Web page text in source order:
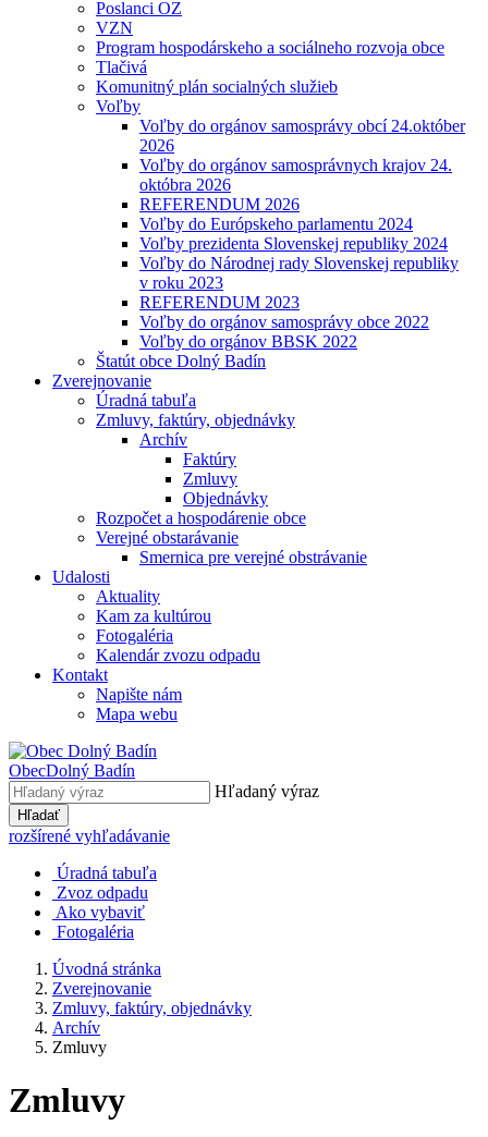
Poslanci OZ
VZN
Program hospodárskeho a sociálneho rozvoja obce
Tlačivá
Komunitný plán socialných služieb
Voľby
Voľby do orgánov samosprávy obcí 24.október
2026
Voľby do orgánov samosprávnych krajov 24.
októbra 2026
REFERENDUM 2026
Voľby do Európskeho parlamentu 2024
Voľby prezidenta Slovenskej republiky 2024
Voľby do Národnej rady Slovenskej republiky
v roku 2023
REFERENDUM 2023
Voľby do orgánov samosprávy obce 2022
Voľby do orgánov BBSK 2022
Štatút obce Dolný Badín
Zverejnovanie
Úradná tabuľa
Zmluvy, faktúry, objednávky
Archív
Faktúry
Zmluvy
Objednávky
Rozpočet a hospodárenie obce
Verejné obstarávanie
Smernica pre verejné obstrávanie
Udalosti
Aktuality
Kam za kultúrou
Fotogaléria
Kalendár zvozu odpadu
Kontakt
Napište nám
Mapa webu
ObecDolný Badín
Hľadaný výraz
Hľadať
rozšírené vyhľadávanie
Úradná tabuľa
Zvoz odpadu
Ako vybaviť
Fotogaléria
Úvodná stránka
Zverejnovanie
Zmluvy, faktúry, objednávky
Archív
Zmluvy
Zmluvy